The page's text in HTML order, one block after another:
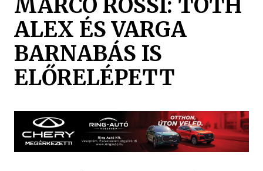
ALEX ÉS VARGA
BARNABÁS IS
ELŐRELÉPETT